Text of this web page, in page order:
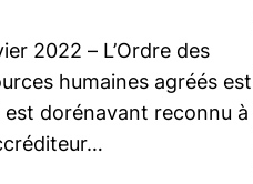
2022 – L’Ordre des
humaines agréés est
est dorénavant reconnu à